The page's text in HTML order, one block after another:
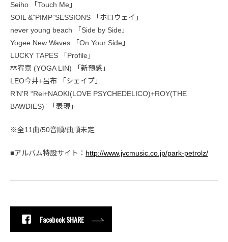
Seiho 「Touch Me」
SOIL &”PIMP”SESSIONS 「ホロウェイ」
never young beach 「Side by Side」
Yogee New Waves 「On Your Side」
LUCKY TAPES 「Profile」
林宥嘉 (YOGA LIN) 「新預感」
LEO今井+呂布 「シェイプ」
R’N’R “Rei+NAOKI(LOVE PSYCHEDELICO)+ROY(THE
BAWDIES)” 「表現」
※全11曲/50音順/曲順未定
■アルバム特設サイト： http://www.jvcmusic.co.jp/park-petrolz/
Facebook SHARE